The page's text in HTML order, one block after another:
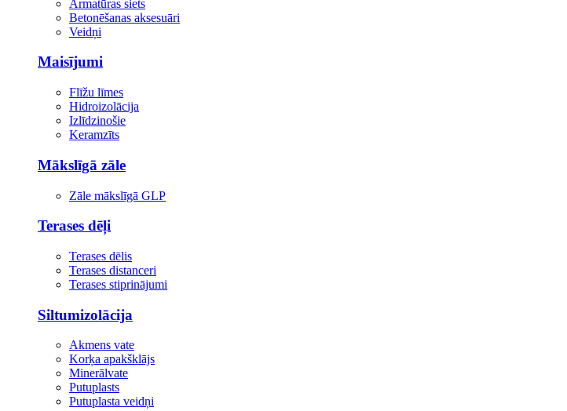
Armatūras siets
Betonēšanas aksesuāri
Veidņi
Maisījumi
Flīžu līmes
Hidroizolācija
Izlīdzinošie
Keramzīts
Mākslīgā zāle
Zāle mākslīgā GLP
Terases dēļi
Terases dēlis
Terases distanceri
Terases stiprinājumi
Siltumizolācija
Akmens vate
Korķa apakšklājs
Minerālvate
Putuplasts
Putuplasta veidņi